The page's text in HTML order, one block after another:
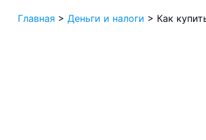
Главная > Деньги и налоги > Как